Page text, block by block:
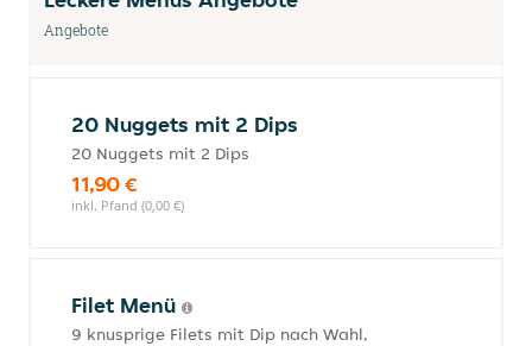
Angebote
20 Nuggets mit 2 Dips
20 Nuggets mit 2 Dips
11,90 €
inkl. Pfand (0,00 €)
Filet Menü
9 knusprige Filets mit Dip nach Wahl,